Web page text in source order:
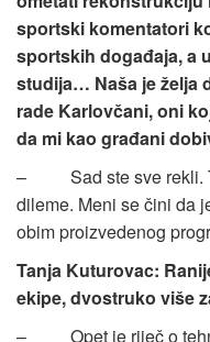
sportski komentatori
sportskih događaja, a
studija… Naša je želja
rade Karlovčani, oni
da mi kao građani
– Sad ste sve rekli.
dileme. Meni se čini da
obim proizvedenog
Tanja Kuturovac:
ekipe, dvostruko više
– Opet je riječ o